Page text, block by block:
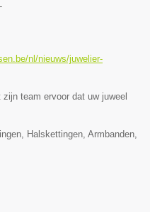
-
nl/nieuws/juwelier-
team ervoor dat uw juweel
Halskettingen, Armbanden,